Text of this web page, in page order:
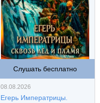
Слушать бесплатно
08.08.2026
Егерь Императрицы.